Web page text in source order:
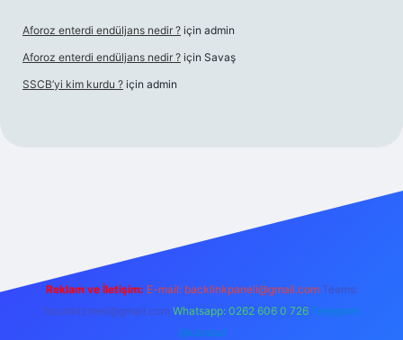
Aforoz enterdi endüljans nedir ? için admin
Aforoz enterdi endüljans nedir ? için Savaş
SSCB’yi kim kurdu ? için admin
Reklam ve İletişim: E-mail: backlinkpaneli@gmail.com Teams:
forumhizmeti@gmail.com Whatsapp: 0262 606 0 726 Telegram:
@karabul